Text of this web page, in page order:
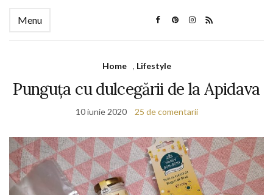
Menu
Home , Lifestyle
Punguța cu dulcegării de la Apidava
10 iunie 2020 25 de comentarii